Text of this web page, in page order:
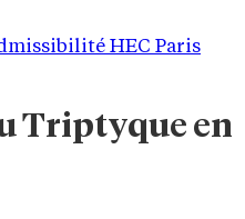
HEC Paris
Triptyque en